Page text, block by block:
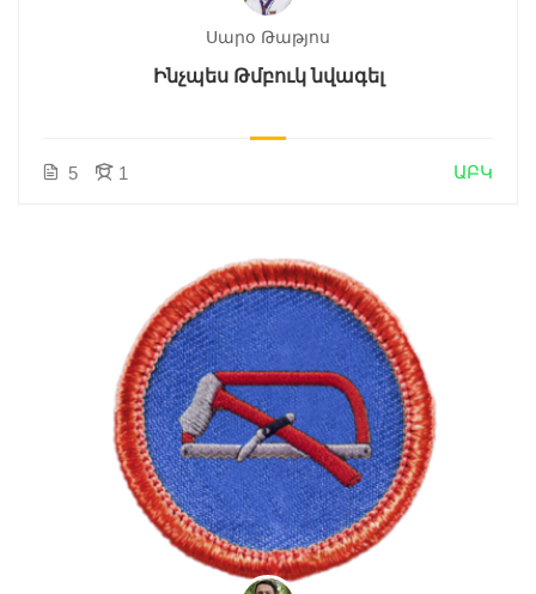
Սարօ Թաթյոս
Ինչպես Թմբուկ նվագել
5 1 ԱԲԿ